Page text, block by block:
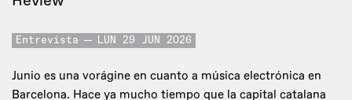
Entrevista LUN 29 JUN 2026
Junio es una vorágine en cuanto a música electrónica en
Barcelona. Hace ya mucho tiempo que la capital catalana